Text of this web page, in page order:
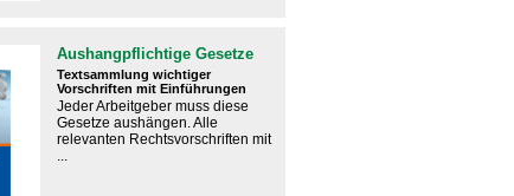
Aushangpflichtige Gesetze
Textsammlung wichtiger
Vorschriften mit Einführungen
Jeder Arbeitgeber muss diese
Gesetze aushängen.​ Alle
relevanten Rechtsvorschriften mit
...